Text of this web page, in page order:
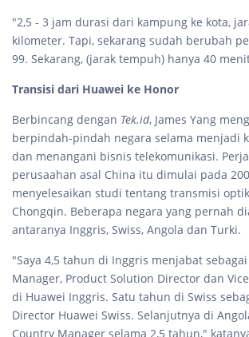
"2,5 - 3 jam durasi dari kampung ke kota,
kilometer. Tapi, sekarang sudah berubah
99. Sekarang, (jarak tempuh) hanya 40
Transisi dari Huawei ke Honor
Berbincang dengan Tek.id, James Yang
berpindah-pindah negara selama menjadi
dan menangani bisnis telekomunikasi.
perusaahan asal China itu dimulai pada
menyelesaikan studi tentang transmisi
Chongqin. Beberapa negara yang pernah
antaranya Inggris, Swiss, Angola dan Turki.
"Saya 4,5 tahun di Inggris menjabat
Manager, Product Solution Director dan
di Huawei Inggris. Satu tahun di Swiss
Director Huawei Swiss. Selanjutnya di
Country Manager selama 2,5 tahun,"